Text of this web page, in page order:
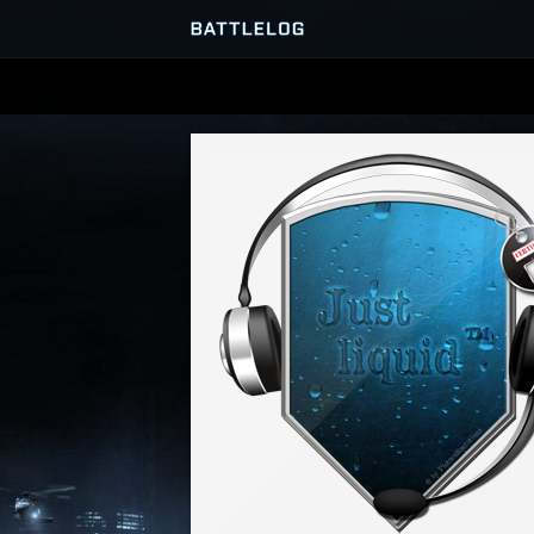
SERVER-BROWSER
MATCHES